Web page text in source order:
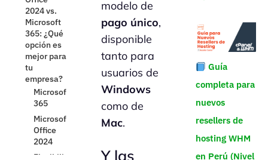
tecnología
Cómo
Microsoft
Office
2024
facilita la
gestión de
licencias
en
equipos
Mac y
Windows
Licencias
modelo de
pago único,
disponible
tanto para
usuarios de
Windows
como de
Mac.
Y las
Guía
completa para
nuevos
resellers de
hosting WHM
en Perú (Nivel